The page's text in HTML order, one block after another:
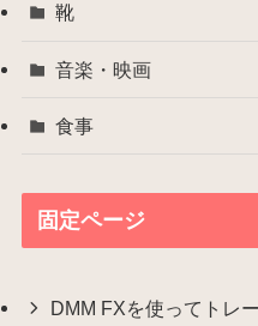
靴
音楽・映画
食事
固定ページ
DMM FXを使ってトレ